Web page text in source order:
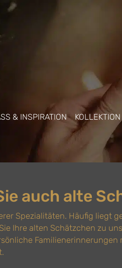
& INSPIRATION KOLLEKTION
auch alte
Spezialitäten. Häufig liegt
Ihre alten Schätzchen zu